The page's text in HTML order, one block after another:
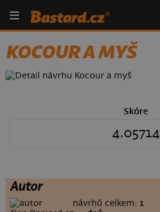
KOCOUR A MYŠ
Skóre
4.05714
Autor
návrhů celkem: 1